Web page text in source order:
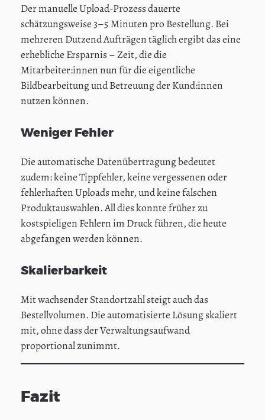
Der manuelle Upload-Prozess dauerte
schätzungsweise 3–5 Minuten pro Bestellung. Bei
mehreren Dutzend Aufträgen täglich ergibt das eine
erhebliche Ersparnis – Zeit, die die
Mitarbeiter:innen nun für die eigentliche
Bildbearbeitung und Betreuung der Kund:innen
nutzen können.
Weniger Fehler
Die automatische Datenübertragung bedeutet
zudem: keine Tippfehler, keine vergessenen oder
fehlerhaften Uploads mehr, und keine falschen
Produktauswahlen. All dies konnte früher zu
kostspieligen Fehlern im Druck führen, die heute
abgefangen werden können.
Skalierbarkeit
Mit wachsender Standortzahl steigt auch das
Bestellvolumen. Die automatisierte Lösung skaliert
mit, ohne dass der Verwaltungsaufwand
proportional zunimmt.
Fazit